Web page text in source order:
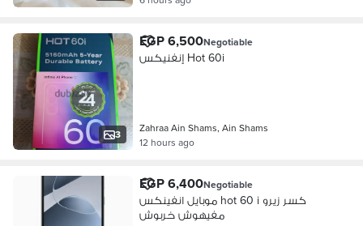
3
EGP 6,500Negotiable
إنفنيكس Hot 60i
Zahraa Ain Shams, Ain Shams
12 hours ago
EGP 6,400Negotiable
موبايل انفينكس hot 60 i كسر زيرو
مفيهوش خربوش